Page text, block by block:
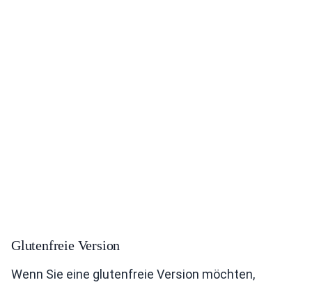
Glutenfreie Version
Wenn Sie eine glutenfreie Version möchten,